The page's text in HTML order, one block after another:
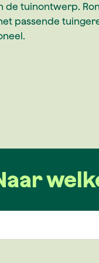
de tuinontwerp.
passende